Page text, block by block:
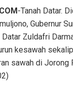
-Tanah Datar.
Gubernur
Datar Zuldafri
kesawah
sawah di Jorong